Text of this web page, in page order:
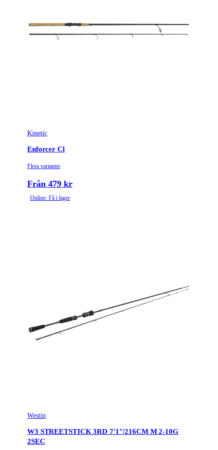
Kinetic
Enforcer Cl
Flera varianter
Från 479 kr
Online: Få i lager
Westin
W3 STREETSTICK 3RD 7'1"/216CM M 2-10G
2SEC